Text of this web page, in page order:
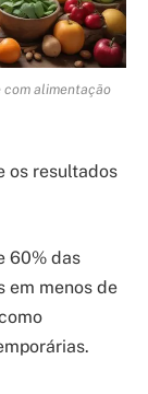
com alimentação
os resultados
60% das
em menos de